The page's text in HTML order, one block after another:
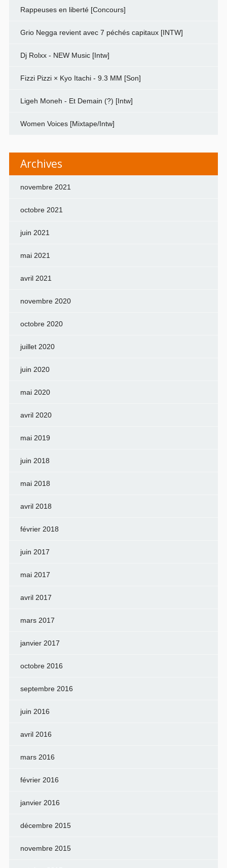
Rappeuses en liberté [Concours]
Grio Negga revient avec 7 péchés capitaux [INTW]
Dj Rolxx - NEW Music [Intw]
Fizzi Pizzi × Kyo Itachi - 9.3 MM [Son]
Ligeh Moneh - Et Demain (?) [Intw]
Women Voices [Mixtape/Intw]
Archives
novembre 2021
octobre 2021
juin 2021
mai 2021
avril 2021
novembre 2020
octobre 2020
juillet 2020
juin 2020
mai 2020
avril 2020
mai 2019
juin 2018
mai 2018
avril 2018
février 2018
juin 2017
mai 2017
avril 2017
mars 2017
janvier 2017
octobre 2016
septembre 2016
juin 2016
avril 2016
mars 2016
février 2016
janvier 2016
décembre 2015
novembre 2015